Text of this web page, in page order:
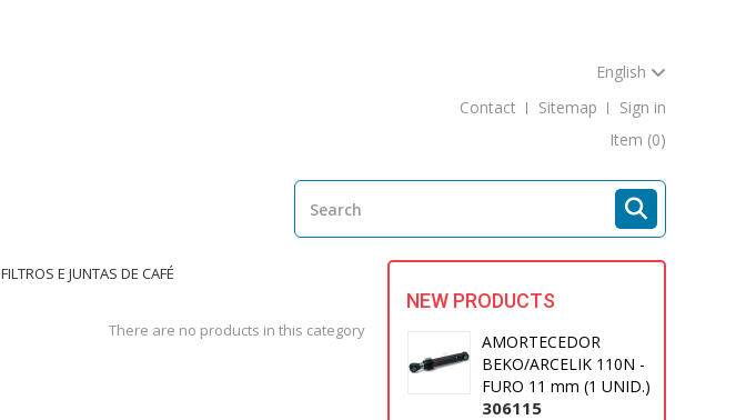
English
Sign in
Contact
Sitemap
Item (0)
FILTROS E JUNTAS DE CAFÉ
There are no products in this category
NEW PRODUCTS
AMORTECEDOR
BEKO/ARCELIK 110N -
FURO 11 mm (1 UNID.)
306115